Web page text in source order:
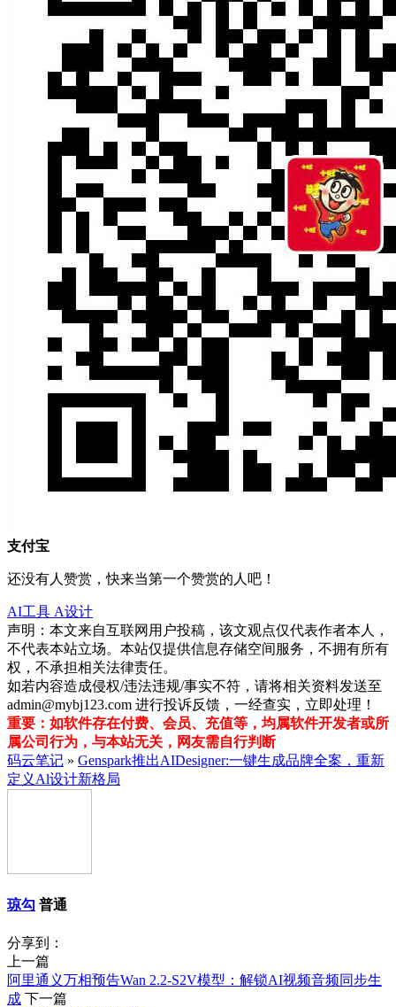
支付宝
还没有人赞赏，快来当第一个赞赏的人吧！
AI工具 A设计
声明：本文来自互联网用户投稿，该文观点仅代表作者本人，
不代表本站立场。本站仅提供信息存储空间服务，不拥有所有
权，不承担相关法律责任。
如若内容造成侵权/违法违规/事实不符，请将相关资料发送至
admin@mybj123.com 进行投诉反馈，一经查实，立即处理！
重要：如软件存在付费、会员、充值等，均属软件开发者或所
属公司行为，与本站无关，网友需自行判断
码云笔记 » Genspark推出AIDesigner:一键生成品牌全案，重新
定义Al设计新格局
琼勾 普通
分享到：
上一篇
阿里通义万相预告Wan 2.2-S2V模型：解锁AI视频音频同步生
成 下一篇